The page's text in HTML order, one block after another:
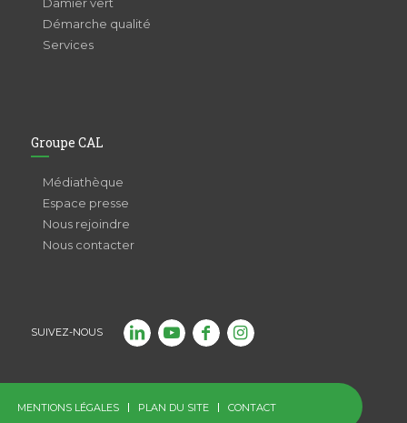
Démarche qualité
Services
Groupe CAL
Médiathèque
Espace presse
Nous rejoindre
Nous contacter
SUIVEZ-NOUS
MENTIONS LÉGALES PLAN DU SITE CONTACT